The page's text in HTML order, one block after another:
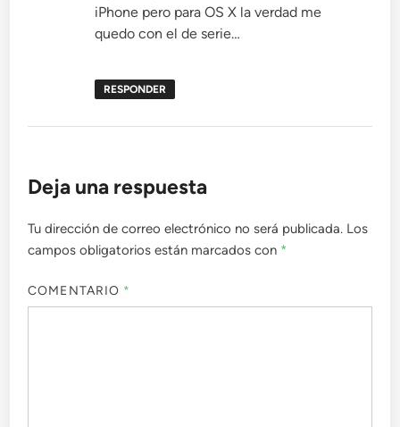
iPhone pero para OS X la verdad me
quedo con el de serie…
RESPONDER
Deja una respuesta
Tu dirección de correo electrónico no será publicada. Los
campos obligatorios están marcados con *
COMENTARIO *